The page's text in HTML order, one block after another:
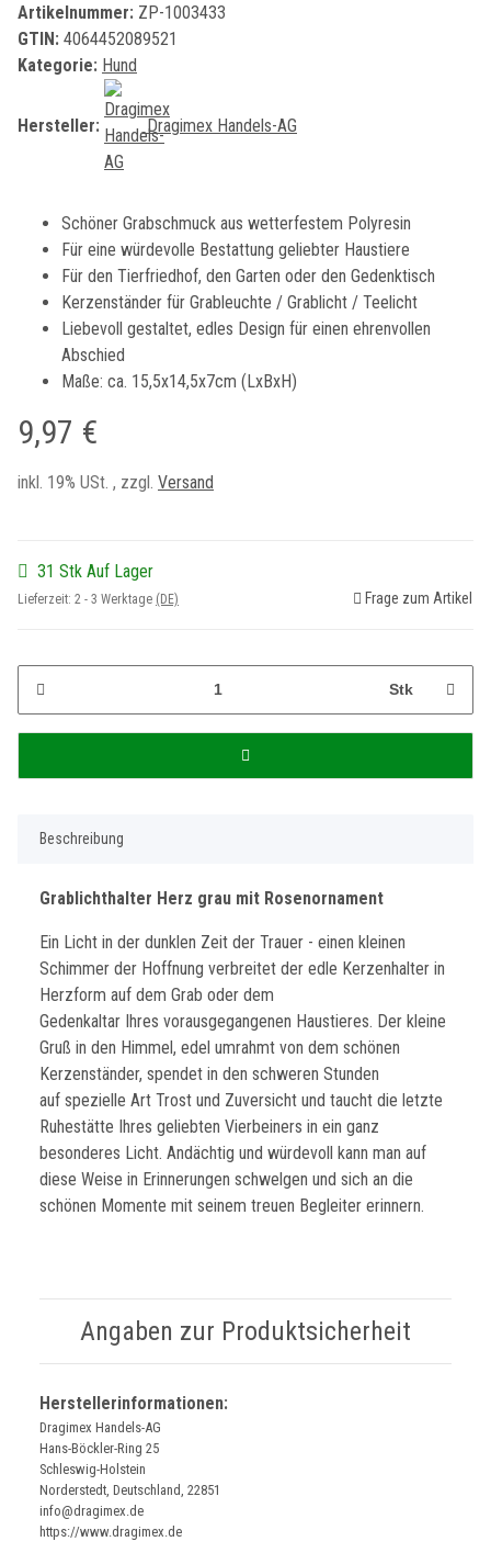
Artikelnummer: ZP-1003433
GTIN: 4064452089521
Kategorie: Hund
Hersteller: Dragimex Handels-AG
Schöner Grabschmuck aus wetterfestem Polyresin
Für eine würdevolle Bestattung geliebter Haustiere
Für den Tierfriedhof, den Garten oder den Gedenktisch
Kerzenständer für Grableuchte / Grablicht / Teelicht
Liebevoll gestaltet, edles Design für einen ehrenvollen
Abschied
Maße: ca. 15,5x14,5x7cm (LxBxH)
9,97 €
inkl. 19% USt. , zzgl. Versand
31 Stk Auf Lager
Lieferzeit: 2 - 3 Werktage (DE) Frage zum Artikel
Stk
Beschreibung
Grablichthalter Herz grau mit Rosenornament
Ein Licht in der dunklen Zeit der Trauer - einen kleinen
Schimmer der Hoffnung verbreitet der edle Kerzenhalter in
Herzform auf dem Grab oder dem
Gedenkaltar Ihres vorausgegangenen Haustieres. Der kleine
Gruß in den Himmel, edel umrahmt von dem schönen
Kerzenständer, spendet in den schweren Stunden
auf spezielle Art Trost und Zuversicht und taucht die letzte
Ruhestätte Ihres geliebten Vierbeiners in ein ganz
besonderes Licht. Andächtig und würdevoll kann man auf
diese Weise in Erinnerungen schwelgen und sich an die
schönen Momente mit seinem treuen Begleiter erinnern.
Angaben zur Produktsicherheit
Herstellerinformationen:
Dragimex Handels-AG
Hans-Böckler-Ring 25
Schleswig-Holstein
Norderstedt, Deutschland, 22851
info@dragimex.de
https://www.dragimex.de